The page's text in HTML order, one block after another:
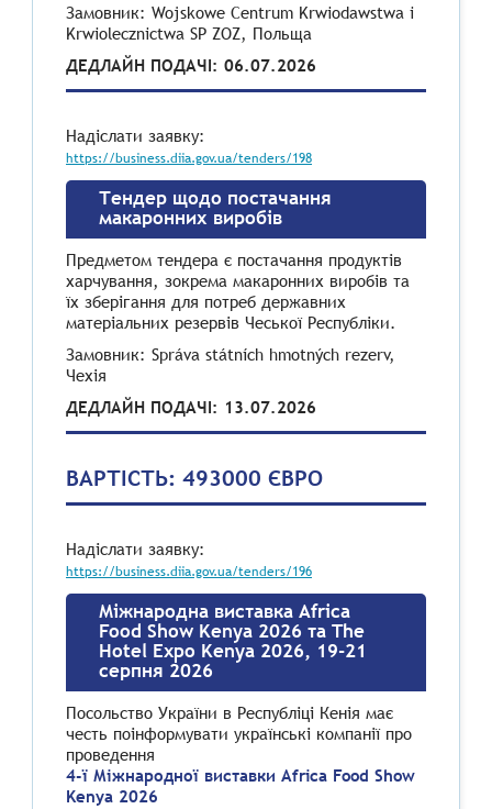
Замовник: Wojskowe Centrum Krwiodawstwa i
Krwiolecznictwa SP ZOZ, Польща
ДЕДЛАЙН ПОДАЧІ: 06.07.2026
Надіслати заявку:
https://business.diia.gov.ua/tenders/198
Тендер щодо постачання
макаронних виробів
Предметом тендера є постачання продуктів
харчування, зокрема макаронних виробів та
їх зберігання для потреб державних
матеріальних резервів Чеської Республіки.
Замовник: Správa státních hmotných rezerv,
Чехія
ДЕДЛАЙН ПОДАЧІ: 13.07.2026
ВАРТІСТЬ: 493000 ЄВРО
Надіслати заявку:
https://business.diia.gov.ua/tenders/196
Міжнародна виставка Africa
Food Show Kenya 2026 та The
Hotel Expo Kenya 2026, 19-21
серпня 2026
Посольство України в Республіці Кенія має
честь поінформувати українські компанії про
проведення
4-ї Міжнародної виставки Africa Food Show
Kenya 2026